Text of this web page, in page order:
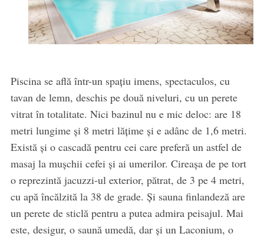
Piscina se află într-un spațiu imens, spectaculos, cu
tavan de lemn, deschis pe două niveluri, cu un perete
vitrat în totalitate. Nici bazinul nu e mic deloc: are 18
metri lungime și 8 metri lățime și e adânc de 1,6 metri.
Există și o cascadă pentru cei care preferă un astfel de
masaj la mușchii cefei și ai umerilor. Cireașa de pe tort
o reprezintă jacuzzi-ul exterior, pătrat, de 3 pe 4 metri,
cu apă încălzită la 38 de grade. Și sauna finlandeză are
un perete de sticlă pentru a putea admira peisajul. Mai
este, desigur, o saună umedă, dar și un Laconium, o